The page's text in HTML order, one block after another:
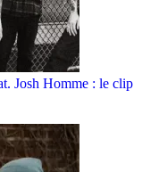
Josh Homme : le clip